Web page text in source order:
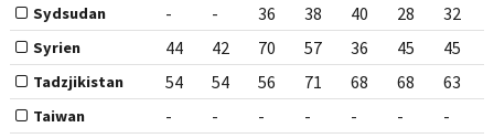
Sydsudan - - 36 38 40 28 32
Syrien 44 42 70 57 36 45 45
Tadzjikistan 54 54 56 71 68 68 63
Taiwan - - - - - - -